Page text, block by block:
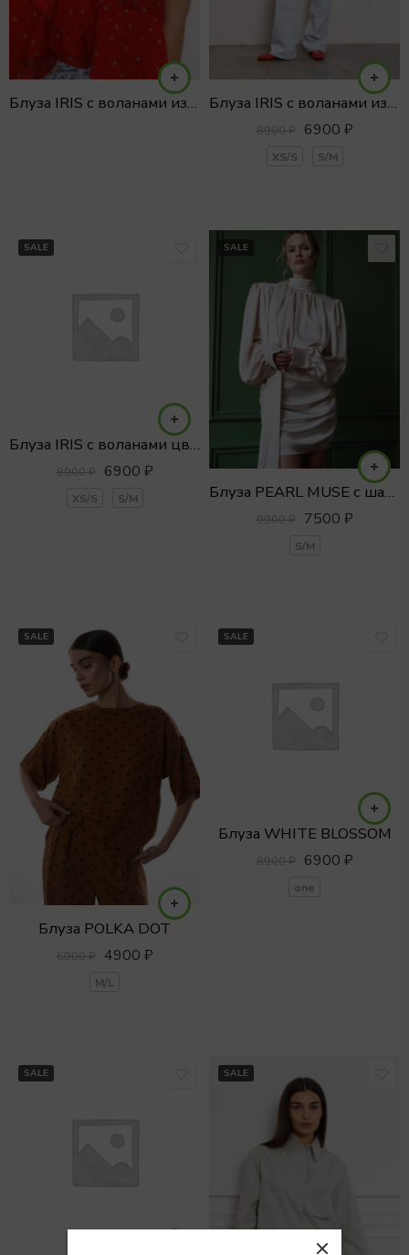
Блуза IRIS с воланами из воздушного тенсела Блуза IRIS с воланами из воздушного тенсела
8900₽ 6900 ₽
XS/S S/M
SALE
Блуза IRIS с воланами цветочный принт
8900₽ 6900 ₽
XS/S S/M
SALE
Блуза PEARL MUSE с шарфом
9900₽ 7500 ₽
S/M
SALE
Блуза POLKA DOT
6900₽ 4900 ₽
M/L
SALE
Блуза WHITE BLOSSOM
8900₽ 6900 ₽
one
SALE SALE